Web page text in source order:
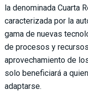
la denominada Cuarta
caracterizada por la
gama de nuevas
de procesos y
aprovechamiento de
solo beneficiará a
adaptarse.